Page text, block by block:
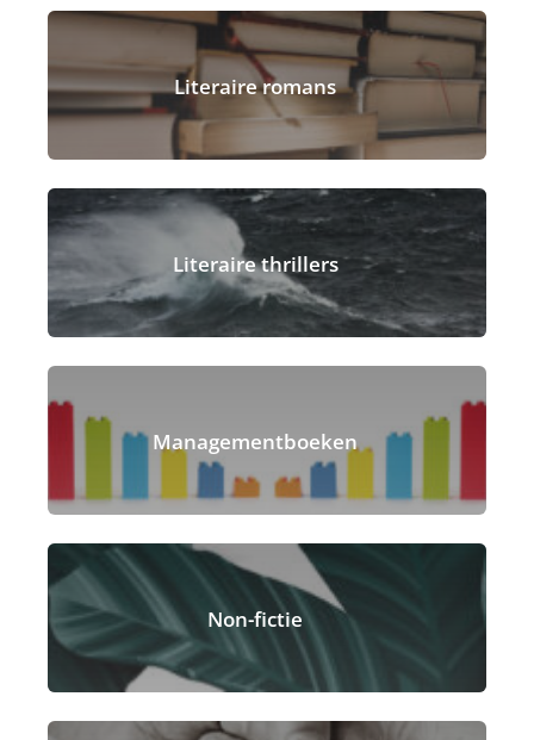
Literaire romans
Literaire thrillers
Managementboeken
Non-fictie